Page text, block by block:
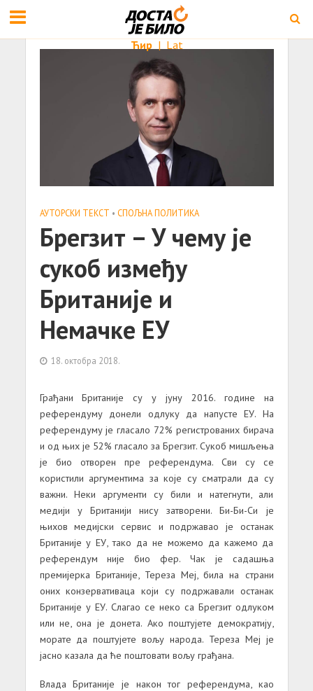
Ћир | Lat
АУТОРСКИ ТЕКСТ • СПОЉНА ПОЛИТИКА
Брегзит – У чему је
сукоб између
Британије и
Немачке ЕУ
18. октобра 2018.
Грађани Британије су у јуну 2016. године на
референдуму донели одлуку да напусте ЕУ. На
референдуму је гласало 72% регистрованих бирача
и од њих је 52% гласало за Брегзит. Сукоб мишљења
је био отворен пре референдума. Сви су се
користили аргументима за које су сматрали да су
важни. Неки аргументи су били и натегнути, али
медији у Британији нису затворени. Би-Би-Си је
њихов медијски сервис и подржавао је останак
Британије у ЕУ, тако да не можемо да кажемо да
референдум није био фер. Чак је садашња
премијерка Британије, Тереза Меј, била на страни
оних конзервативаца који су подржавали останак
Британије у ЕУ. Слагао се неко са Брегзит одлуком
или не, она је донета. Ако поштујете демократију,
морате да поштујете вољу народа. Тереза Меј је
јасно казала да ће поштовати вољу грађана.
Влада Британије је након тог референдума, као